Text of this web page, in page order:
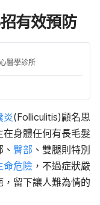
有效預防
醫學診所
炎(Folliculitis)顧名思
身體任何有長毛髮
臀部 、雙腿則特別
命危險 ，不過症狀嚴
留下讓人難為情的